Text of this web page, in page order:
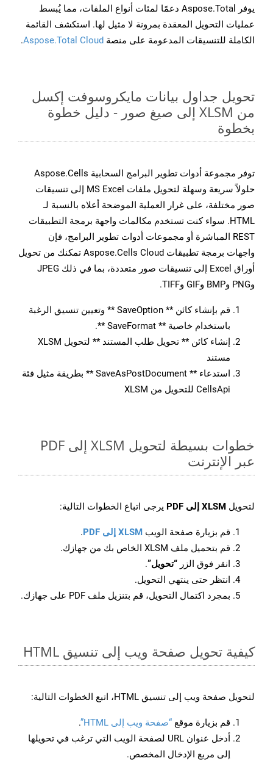
يوفر Aspose.Total دعمًا لمئات أنواع الملفات، مما يُبسط
عمليات التحويل المعقدة بمرونة لا مثيل لها. استكشف القائمة
الكاملة للتنسيقات المدعومة على منصة Aspose.Total Cloud
.
تحويل جداول بيانات مايكروسوفت إكسل
من XLSM إلى صيغ صور - دليل خطوة
بخطوة
توفر مجموعة أدوات تطوير البرامج السحابية Aspose.Cells
حلولاً سريعة وسهلة لتحويل ملفات MS Excel إلى تنسيقات
صور مختلفة، على غرار العملية الموضحة أعلاه بالنسبة لـ
HTML. سواء كنت تستخدم مكالمات واجهة برمجة التطبيقات
REST المباشرة أو مجموعات أدوات تطوير البرامج، فإن
واجهات برمجة تطبيقات Aspose.Cells Cloud تمكنك من تحويل
أوراق Excel إلى تنسيقات صور متعددة، بما في ذلك JPEG
وPNG وBMP وGIF وTIFF.
قم بإنشاء كائن ** SaveOption ** وتعيين تنسيق الرغبة
باستخدام خاصية ** SaveFormat **.
إنشاء كائن ** تحويل طلب المستند ** لتحويل XLSM
مستند
استدعاء ** SaveAsPostDocument ** بطريقة مثيل فئة
CellsApi للتحويل من XLSM
خطوات بسيطة لتحويل XLSM إلى PDF
عبر الإنترنت
لتحويل XLSM إلى PDF يرجى اتباع الخطوات التالية:
قم بزيارة صفحة الويب XLSM إلى PDF
.
قم بتحميل ملف XLSM الخاص بك من جهازك.
انقر فوق الزر “تحويل”.
انتظر حتى ينتهي التحويل.
بمجرد اكتمال التحويل، قم بتنزيل ملف PDF على جهازك.
كيفية تحويل صفحة ويب إلى تنسيق HTML
لتحويل صفحة ويب إلى تنسيق HTML، اتبع الخطوات التالية:
قم بزيارة موقع “صفحة ويب إلى HTML”
.
أدخل عنوان URL لصفحة الويب التي ترغب في تحويلها
إلى مربع الإدخال المخصص.